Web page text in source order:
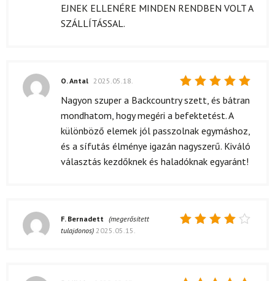
EJNEK ELLENÉRE MINDEN RENDBEN VOLT A
SZÁLLÍTÁSSAL.
Értékelés:
5
/ 5
O. Antal 2025.05.18.
Nagyon szuper a Backcountry szett, és bátran
mondhatom, hogy megéri a befektetést. A
különböző elemek jól passzolnak egymáshoz,
és a sífutás élménye igazán nagyszerű. Kiváló
választás kezdőknek és haladóknak egyaránt!
F. Bernadett (megerősített
tulajdonos) 2025.05.15.